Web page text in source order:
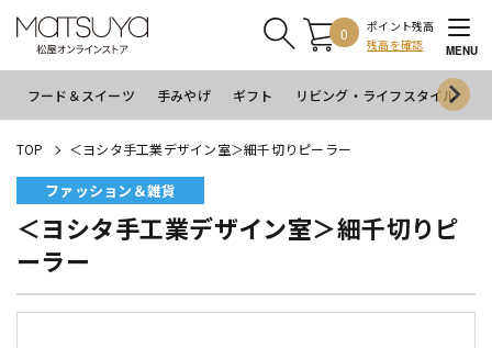
0
ポイント残高
残高を確認
MENU
フード＆スイーツ 手みやげ ギフト リビング・ライフスタイル
TOP ＜ヨシタ手工業デザイン室＞細千切りピーラー
ファッション＆雑貨
＜ヨシタ手工業デザイン室＞細千切りピ
ーラー